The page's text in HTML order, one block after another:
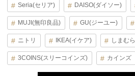
Seria(セリア) DAISO(ダイソー)
MUJI(無印良品) GU(ジーユー)
ニトリ IKEA(イケア) しまむら
3COINS(スリーコインズ) カインズ